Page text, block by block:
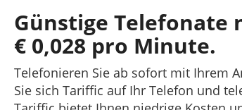
Günstige Telefonate
€ 0,028 pro Minute.
Telefonieren Sie ab sofort mit Ihrem
Sie sich Tariffic auf Ihr Telefon und